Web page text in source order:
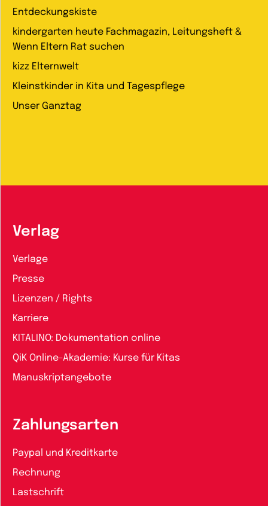
Entdeckungskiste
kindergarten heute Fachmagazin, Leitungsheft &
Wenn Eltern Rat suchen
kizz Elternwelt
Kleinstkinder in Kita und Tagespflege
Unser Ganztag
Verlag
Verlage
Presse
Lizenzen / Rights
Karriere
KITALINO: Dokumentation online
QiK Online-Akademie: Kurse für Kitas
Manuskriptangebote
Zahlungsarten
Paypal und Kreditkarte
Rechnung
Lastschrift